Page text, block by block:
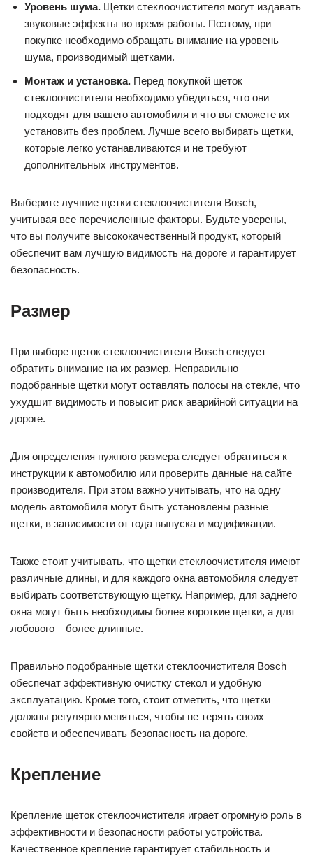
Уровень шума. Щетки стеклоочистителя могут издавать
звуковые эффекты во время работы. Поэтому, при
покупке необходимо обращать внимание на уровень
шума, производимый щетками.
Монтаж и установка. Перед покупкой щеток
стеклоочистителя необходимо убедиться, что они
подходят для вашего автомобиля и что вы сможете их
установить без проблем. Лучше всего выбирать щетки,
которые легко устанавливаются и не требуют
дополнительных инструментов.
Выберите лучшие щетки стеклоочистителя Bosch,
учитывая все перечисленные факторы. Будьте уверены,
что вы получите высококачественный продукт, который
обеспечит вам лучшую видимость на дороге и гарантирует
безопасность.
Размер
При выборе щеток стеклоочистителя Bosch следует
обратить внимание на их размер. Неправильно
подобранные щетки могут оставлять полосы на стекле, что
ухудшит видимость и повысит риск аварийной ситуации на
дороге.
Для определения нужного размера следует обратиться к
инструкции к автомобилю или проверить данные на сайте
производителя. При этом важно учитывать, что на одну
модель автомобиля могут быть установлены разные
щетки, в зависимости от года выпуска и модификации.
Также стоит учитывать, что щетки стеклоочистителя имеют
различные длины, и для каждого окна автомобиля следует
выбирать соответствующую щетку. Например, для заднего
окна могут быть необходимы более короткие щетки, а для
лобового – более длинные.
Правильно подобранные щетки стеклоочистителя Bosch
обеспечат эффективную очистку стекол и удобную
эксплуатацию. Кроме того, стоит отметить, что щетки
должны регулярно меняться, чтобы не терять своих
свойств и обеспечивать безопасность на дороге.
Крепление
Крепление щеток стеклоочистителя играет огромную роль в
эффективности и безопасности работы устройства.
Качественное крепление гарантирует стабильность и